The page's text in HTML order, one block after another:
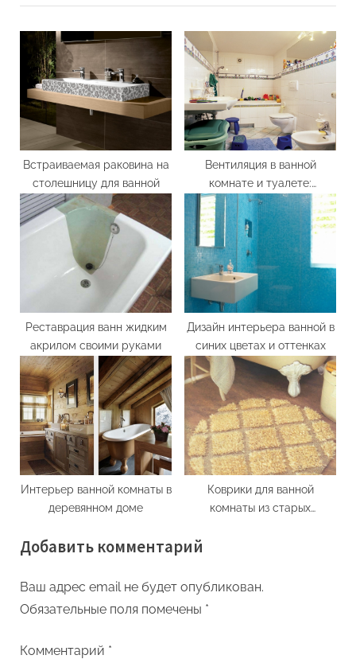
o
u
P
o
s
:
t
P
o
s
t
:
Встраиваемая раковина на
столешницу для ванной
Вентиляция в ванной
комнате и туалете:
установка вытяжных
вентиляционных решеток
Реставрация ванн жидким
акрилом своими руками
Дизайн интерьера ванной в
синих цветах и оттенках
Интерьер ванной комнаты в
деревянном доме
Коврики для ванной
комнаты из старых
Добавить комментарий
Ваш адрес email не будет опубликован.
Обязательные поля помечены *
Комментарий *